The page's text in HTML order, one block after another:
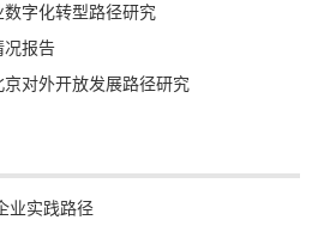
字化转型路径研究
况报告
对外开放发展路径研究
业实践路径